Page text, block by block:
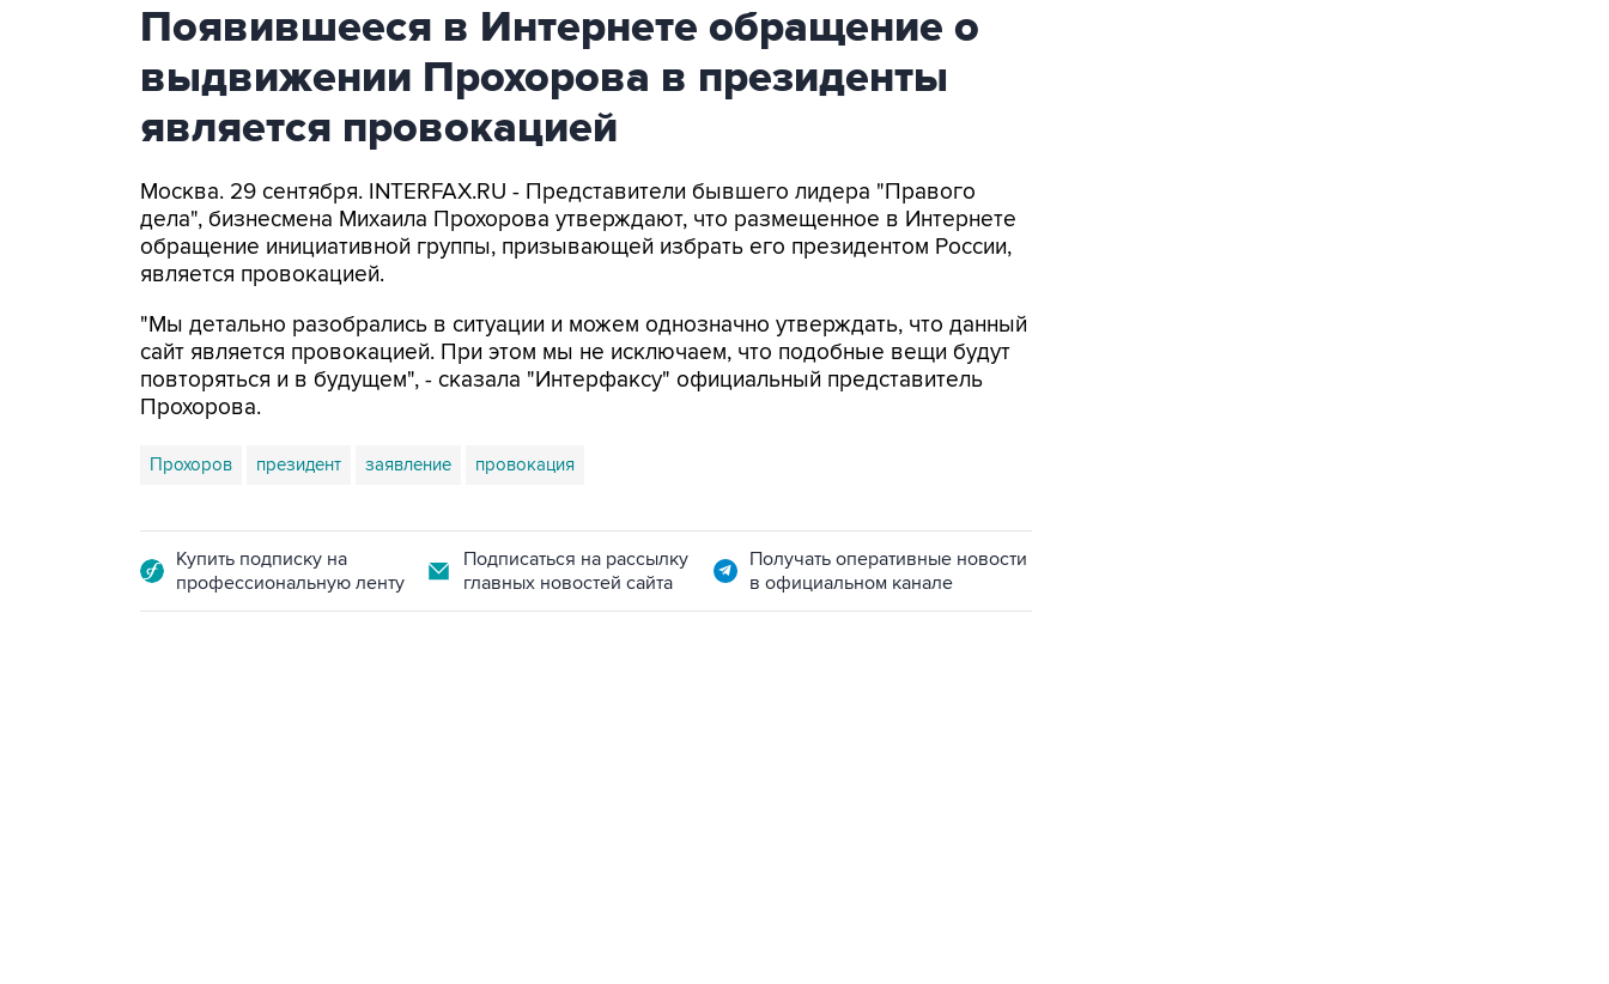
Появившееся в Интернете обращение о
выдвижении Прохорова в президенты
является провокацией
Москва. 29 сентября. INTERFAX.RU - Представители бывшего лидера "Правого
дела", бизнесмена Михаила Прохорова утверждают, что размещенное в Интернете
обращение инициативной группы, призывающей избрать его президентом России,
является провокацией.
"Мы детально разобрались в ситуации и можем однозначно утверждать, что данный
сайт является провокацией. При этом мы не исключаем, что подобные вещи будут
повторяться и в будущем", - сказала "Интерфаксу" официальный представитель
Прохорова.
Прохоров президент заявление провокация
Купить подписку на
профессиональную ленту
Подписаться на рассылку
главных новостей сайта
Получать оперативные новости
в официальном канале